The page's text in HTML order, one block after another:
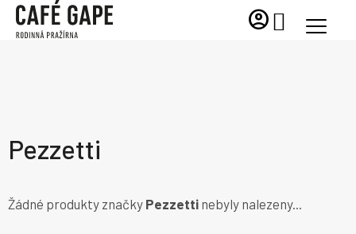
Přejít
account_circle
NÁKUPNÍ
KOŠÍK
Pezzetti
Žádné produkty značky Pezzetti nebyly nalezeny...